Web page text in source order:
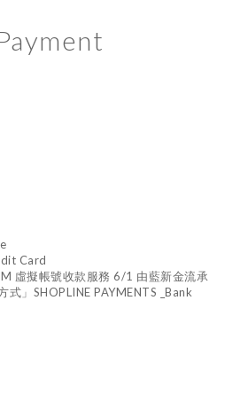
Card
虛擬帳號收款服務 6/1 由藍新金流承
」SHOPLINE PAYMENTS _Bank